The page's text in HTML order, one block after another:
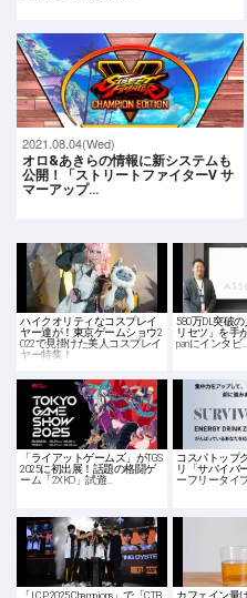
2021.08.04(Wed)
オロ&あきらの情報に新システムも
公開！「ストリートファイターV サ
マーアップ…
ハイクオリティなコスプレイ
ヤー達が！東京ゲームショウ2
022で見掛けた美人コスプレイ
ヤー特集！
580万DL突破
リセツ」を手
panにインタビ…
「ライアットゲームズ」がTGS
2025に初出展！話題の格闘ゲ
ーム「2XKO」試遊…
コスパトップ
リ「サバイバ
ーフリータイ
「LCP 2025 Champions」で「CTB カフェイン量